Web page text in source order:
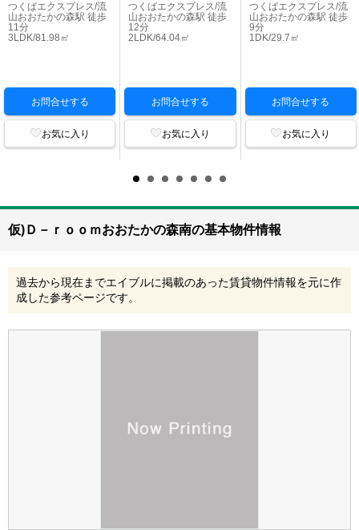
つくばエクスプレス/流
山おおたかの森駅 徒歩
11分
3LDK/81.98㎡
お問合せする
お気に入り
つくばエクスプレス/流
山おおたかの森駅 徒歩
12分
2LDK/64.04㎡
お問合せする
お気に入り
つくばエクスプレス/流
山おおたかの森駅 徒歩
9分
1DK/29.7㎡
お問合せする
お気に入り
仮)Ｄ－ｒｏｏｍおおたかの森南の基本物件情報
過去から現在までエイブルに掲載のあった賃貸物件情報を元に作
成した参考ページです。